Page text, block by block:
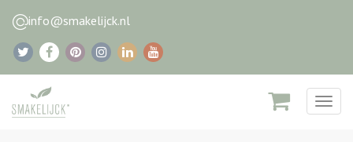
info@smakelijck.nl